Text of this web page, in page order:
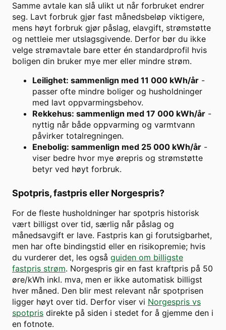
Samme avtale kan slå ulikt ut når forbruket endrer
seg. Lavt forbruk gjør fast månedsbeløp viktigere,
mens høyt forbruk gjør påslag, elavgift, strømstøtte
og nettleie mer utslagsgivende. Derfor bør du ikke
velge strømavtale bare etter én standardprofil hvis
boligen din bruker mye mer eller mindre strøm.
Leilighet: sammenlign med 11 000 kWh/år -
passer ofte mindre boliger og husholdninger
med lavt oppvarmingsbehov.
Rekkehus: sammenlign med 17 000 kWh/år -
nyttig når både oppvarming og varmtvann
påvirker totalregningen.
Enebolig: sammenlign med 25 000 kWh/år -
viser bedre hvor mye ørepris og strømstøtte
betyr ved høyt forbruk.
Spotpris, fastpris eller Norgespris?
For de fleste husholdninger har spotpris historisk
vært billigst over tid, særlig når påslag og
månedsavgift er lave. Fastpris kan gi forutsigbarhet,
men har ofte bindingstid eller en risikopremie; hvis
du vurderer det, les også guiden om billigste
fastpris strøm. Norgespris gir en fast kraftpris på 50
øre/kWh inkl. mva, men er ikke automatisk billigst
hver måned. Den blir mest relevant når spotprisen
ligger høyt over tid. Derfor viser vi Norgespris vs
spotpris direkte på siden i stedet for å gjemme den i
en fotnote.